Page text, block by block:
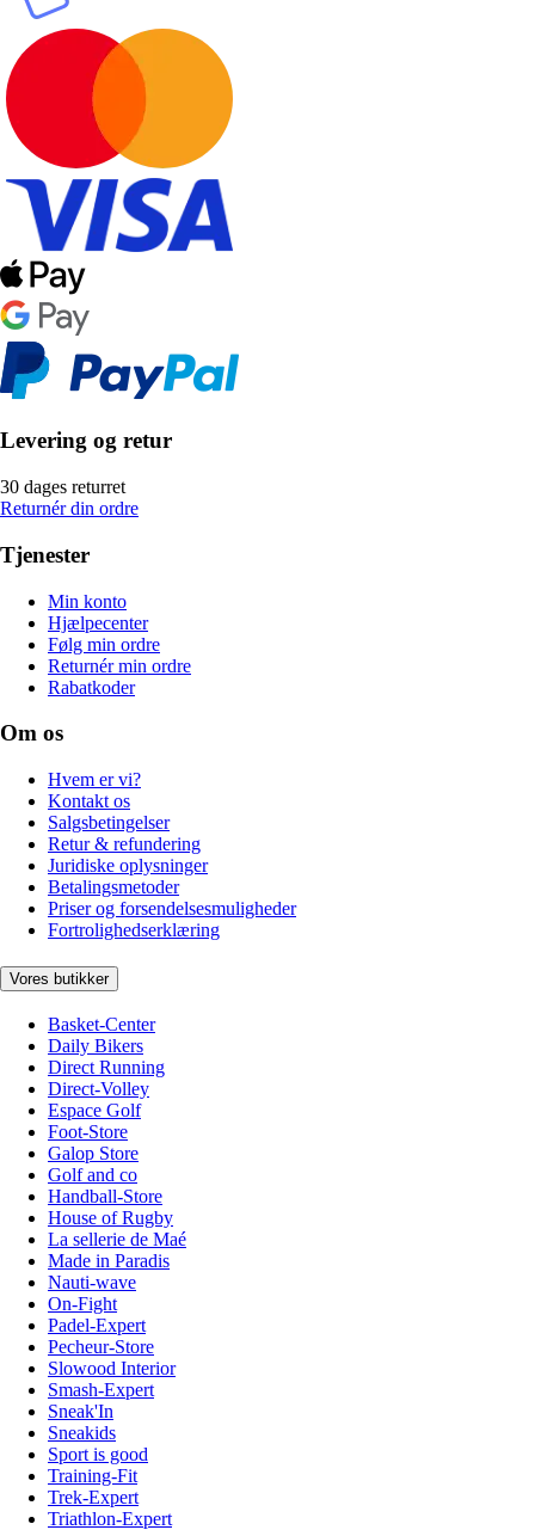
Levering og retur
30 dages returret
Returnér din ordre
Tjenester
Min konto
Hjælpecenter
Følg min ordre
Returnér min ordre
Rabatkoder
Om os
Hvem er vi?
Kontakt os
Salgsbetingelser
Retur & refundering
Juridiske oplysninger
Betalingsmetoder
Priser og forsendelsesmuligheder
Fortrolighedserklæring
Vores butikker
Basket-Center
Daily Bikers
Direct Running
Direct-Volley
Espace Golf
Foot-Store
Galop Store
Golf and co
Handball-Store
House of Rugby
La sellerie de Maé
Made in Paradis
Nauti-wave
On-Fight
Padel-Expert
Pecheur-Store
Slowood Interior
Smash-Expert
Sneak'In
Sneakids
Sport is good
Training-Fit
Trek-Expert
Triathlon-Expert